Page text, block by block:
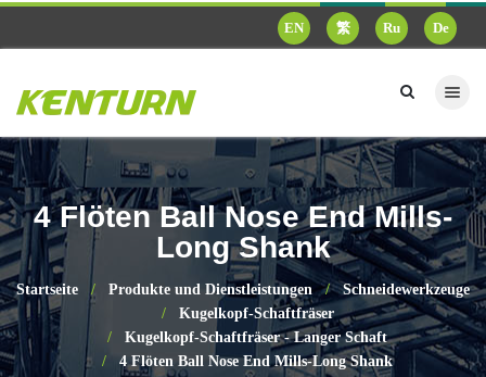
EN 繁 Ru De
4 Flöten Ball Nose End Mills-
Long Shank
Startseite Produkte und Dienstleistungen
Schneidewerkzeuge
Kugelkopf-Schaftfräser
Kugelkopf-Schaftfräser - Langer Schaft
4 Flöten Ball Nose End Mills-Long Shank